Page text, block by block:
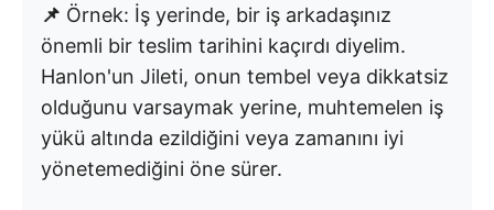
📌 Örnek: İş yerinde, bir iş arkadaşınız
önemli bir teslim tarihini kaçırdı diyelim.
Hanlon'un Jileti, onun tembel veya dikkatsiz
olduğunu varsaymak yerine, muhtemelen iş
yükü altında ezildiğini veya zamanını iyi
yönetemediğini öne sürer.